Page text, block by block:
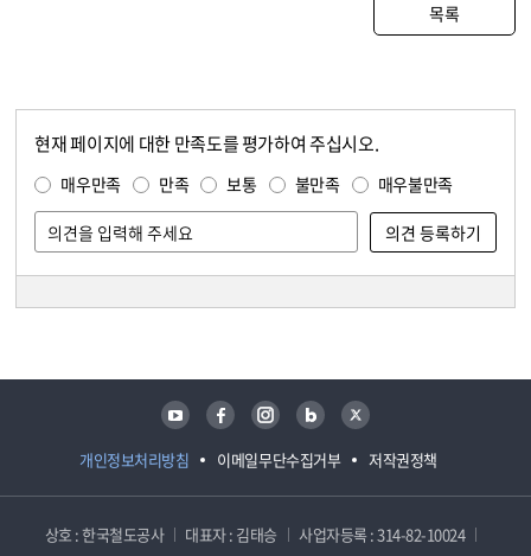
목록
현재 페이지에 대한 만족도를 평가하여 주십시오.
매우만족 만족 보통 불만족 매우불만족
개인정보처리방침 이메일무단수집거부 저작권정책
유튜브 페이스북 인스타그램 블로그 트위터
상호 : 한국철도공사 대표자 : 김태승
사업자등록 : 314-82-10024